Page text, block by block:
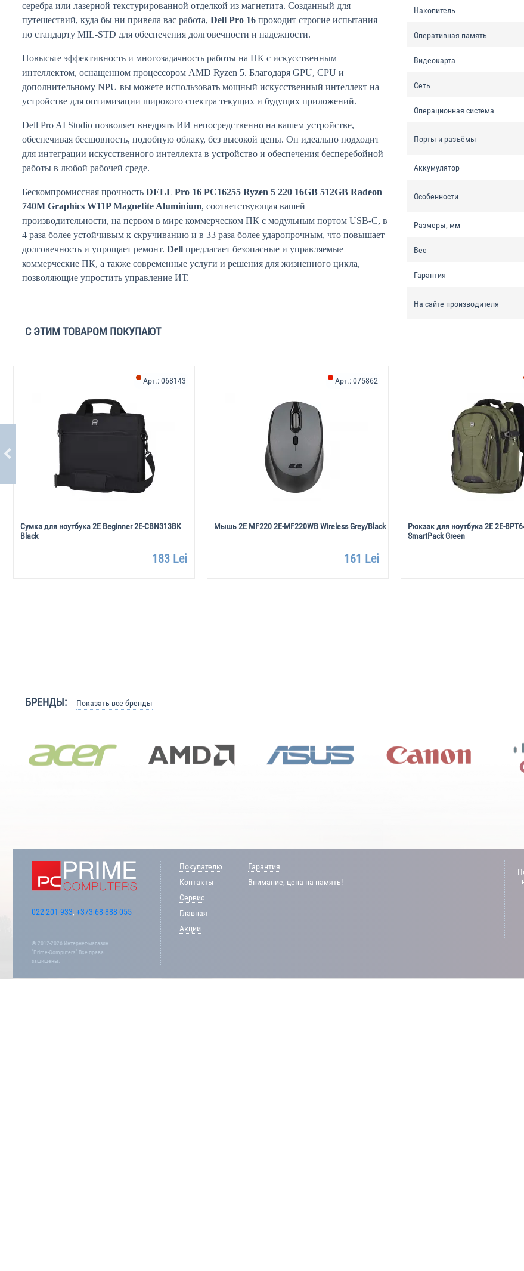
серебра или лазерной текстурированной отделкой из магнетита. Созданный для
путешествий, куда бы ни привела вас работа, Dell Pro 16 проходит строгие испытания
по стандарту MIL-STD для обеспечения долговечности и надежности.
Повысьте эффективность и многозадачность работы на ПК с искусственным
интеллектом, оснащенном процессором AMD Ryzen 5. Благодаря GPU, CPU и
дополнительному NPU вы можете использовать мощный искусственный интеллект на
устройстве для оптимизации широкого спектра текущих и будущих приложений.
Dell Pro AI Studio позволяет внедрять ИИ непосредственно на вашем устройстве,
обеспечивая бесшовность, подобную облаку, без высокой цены. Он идеально подходит
для интеграции искусственного интеллекта в устройство и обеспечения бесперебойной
работы в любой рабочей среде.
Бескомпромиссная прочность DELL Pro 16 PC16255 Ryzen 5 220 16GB 512GB Radeon
740M Graphics W11P Magnetite Aluminium, соответствующая вашей
производительности, на первом в мире коммерческом ПК с модульным портом USB-C, в
4 раза более устойчивым к скручиванию и в 33 раза более ударопрочным, что повышает
долговечность и упрощает ремонт. Dell предлагает безопасные и управляемые
коммерческие ПК, а также современные услуги и решения для жизненного цикла,
позволяющие упростить управление ИТ.
Накопитель
Оперативная память
Видеокарта
Сеть
Операционная система
Порты и разъёмы
Аккумулятор
Особенности
Размеры, мм
Вес
Гарантия
На сайте производителя
С ЭТИМ ТОВАРОМ ПОКУПАЮТ
Сумка для ноутбука 2E Beginner 2E-CBN313BK
Black
Арт.:068143
183 Lei
Мышь 2E MF220 2E-MF220WB Wireless Grey/Black
Арт.:075862
161 Lei
Рюкзак для ноутбука 2E 2E-
SmartPack Green
БРЕНДЫ: Показать все бренды
022-201-933, +373-68-888-055
© 2012-2026 Интернет-магазин
“Prime-Computers” Все права
защищены.
Покупателю
Контакты
Сервис
Главная
Акции
Гарантия
Внимание, цена на память!